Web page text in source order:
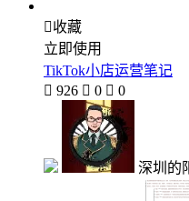
收藏
立即使用
TikTok小店运营笔记
 926  0  0
深圳的